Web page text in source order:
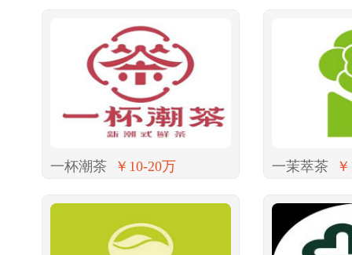
一杯潮茶 ￥10-20万 一茉萃茶